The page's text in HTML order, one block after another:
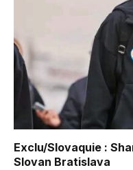
Exclu/Slovaquie :
Slovan Bratislava